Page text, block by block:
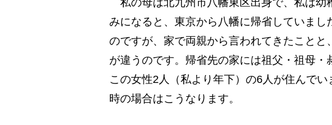
私の母は北九州市八幡東区出身で、私は幼
みになると、東京から八幡に帰省していま
のですが、家で両親から言われてきたこと
が違うのです。帰省先の家には祖父・祖母・
この女性2人（私より年下）の6人が住んで
時の場合はこうなります。